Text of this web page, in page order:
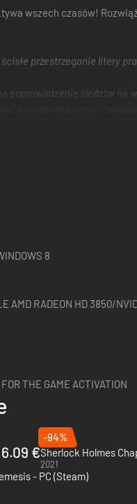
wszech czasów!
przestrzeganie litery
poprowadzenie śledztw
8
AMD RADEON HD 3850/
THE GAME ACTIVATION
6.09 €
-94%
Sherlock Holmes
2021
- PC (Steam)